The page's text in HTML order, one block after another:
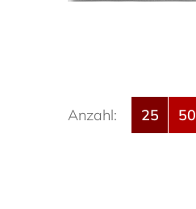
Anzahl: 25 50